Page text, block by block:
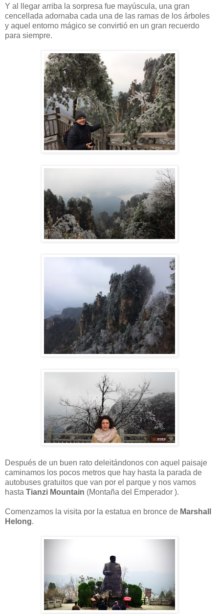
Y al llegar arriba la sorpresa fue mayúscula, una gran
cencellada adornaba cada una de las ramas de los árboles
y aquel entorno mágico se convirtió en un gran recuerdo
para siempre.
Después de un buen rato deleitándonos con aquel paisaje
caminamos los pocos metros que hay hasta la parada de
autobuses gratuitos que van por el parque y nos vamos
hasta Tianzi Mountain (Montaña del Emperador ).
Comenzamos la visita por la estatua en bronce de Marshall
Helong.